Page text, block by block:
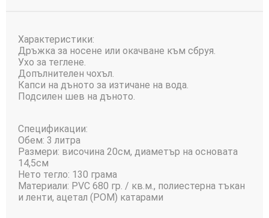
Характеристики:
Дръжка за носене или окачване към сбруя.
Ухо за теглене.
Допълнителен чохъл.
Капси на дъното за изтичане на вода.
Подсилен шев на дъното.
Спецификации:
Обем: 3 литра
Размери: височина 20см, диаметър на основата
14,5см
Нето тегло: 130 грама
Материали: PVC 680 гр. / кв.м., полиестерна тъкан
и ленти, ацетал (POM) катарами